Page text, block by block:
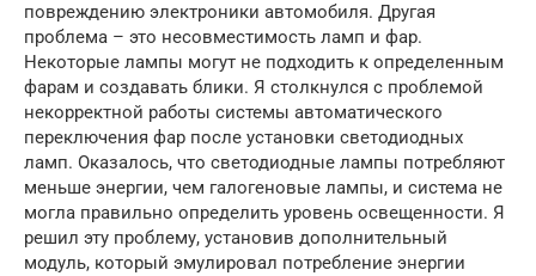
повреждению электроники автомобиля. Другая
проблема – это несовместимость ламп и фар.
Некоторые лампы могут не подходить к определенным
фарам и создавать блики. Я столкнулся с проблемой
некорректной работы системы автоматического
переключения фар после установки светодиодных
ламп. Оказалось, что светодиодные лампы потребляют
меньше энергии, чем галогеновые лампы, и система не
могла правильно определить уровень освещенности. Я
решил эту проблему, установив дополнительный
модуль, который эмулировал потребление энергии